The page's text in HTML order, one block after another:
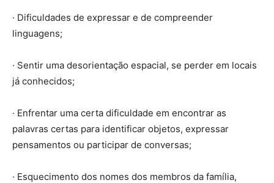
· Dificuldades de expressar e de compreender
linguagens;
· Sentir uma desorientação espacial, se perder em locais
já conhecidos;
· Enfrentar uma certa dificuldade em encontrar as
palavras certas para identificar objetos, expressar
pensamentos ou participar de conversas;
· Esquecimento dos nomes dos membros da família,